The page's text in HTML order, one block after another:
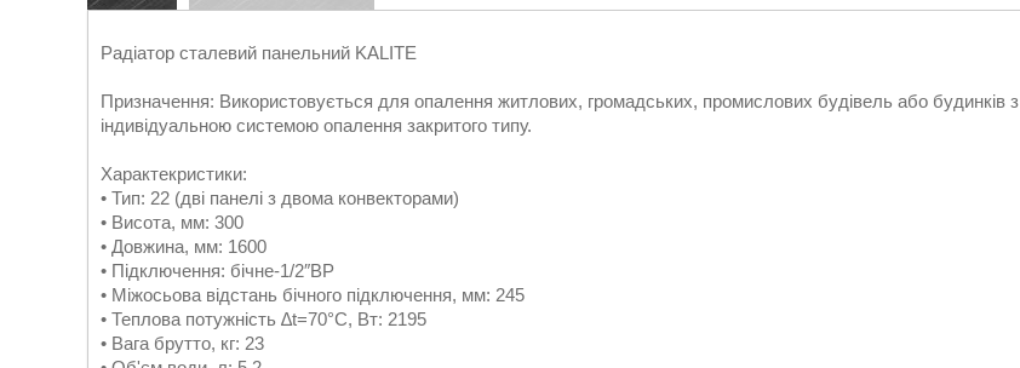
Радіатор сталевий панельний KALITE
Призначення: Використовується для опалення житлових, громадських, промислових будівель або будинків з
індивідуальною системою опалення закритого типу.
Характекристики:
• Тип: 22 (дві панелі з двома конвекторами)
• Висота, мм: 300
• Довжина, мм: 1600
• Підключення: бічне-1/2″ВР
• Міжосьова відстань бічного підключення, мм: 245
• Теплова потужність ∆t=70°C, Вт: 2195
• Вага брутто, кг: 23